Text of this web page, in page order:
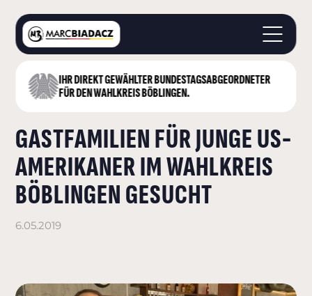
IHR DIREKT GEWÄHLTER BUNDESTAGS­ABGEORDNETER
FÜR DEN WAHLKREIS BÖBLINGEN.
STARTSEITE
LANDKREIS BÖBLINGEN
DEUTSCHER BUNDESTAG
AKTUELLES
KONTAKT
GASTFAMILIEN FÜR JUNGE US-
AMERIKANER IM WAHLKREIS
BÖBLINGEN GESUCHT
6.05.2019